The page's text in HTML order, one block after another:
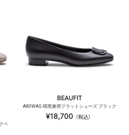
ベ
BEAUFIT
A80WAG 晴雨兼用フラットシューズ ブラック
¥18,700 （税込）